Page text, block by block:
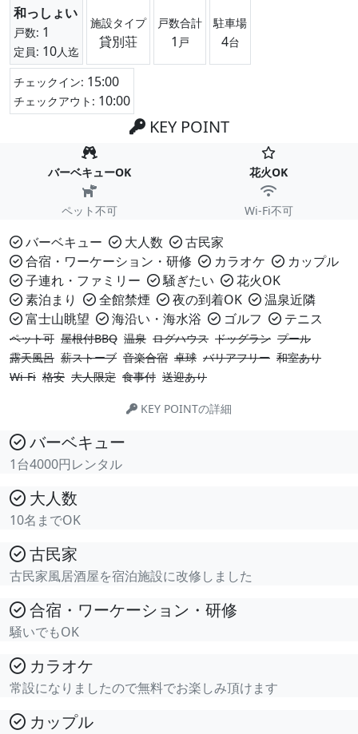
和っしょい
戸数: 1
定員: 10人迄
施設タイプ
貸別荘
戸数合計
1 戸
駐車場
4台
チェックイン: 15:00
チェックアウト: 10:00
KEY POINT
バーベキューOK 花火OK
ペット不可 Wi-Fi不可
バーベキュー 大人数
古民家
合宿・ワーケーション・研修
カラオケ
カップル
子連れ・ファミリー
騒ぎたい
花火OK
素泊まり
全館禁煙 夜の到着OK
温泉近隣
富士山眺望
海沿い・海水浴 ゴルフ テニス
ペット可 屋根付BBQ 温泉 ログハウス ドッグラン プール
露天風呂 薪ストーブ 音楽合宿 卓球 バリアフリー 和室あり
Wi-Fi 格安 大人限定 食事付 送迎あり
KEY POINTの詳細
バーベキュー
1台4000円レンタル
大人数
10名までOK
古民家
古民家風居酒屋を宿泊施設に改修しました
合宿・ワーケーション・研修
騒いでもOK
カラオケ
常設になりましたので無料でお楽しみ頂けます
カップル